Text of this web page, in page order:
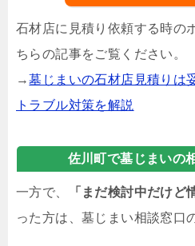
石材店に見積り依頼する時の
ちらの記事をご覧ください。
→墓じまいの石材店見積りは
トラブル対策を解説
佐川町で墓じまいの
一方で、 「まだ検討中だけど
った方は、墓じまい相談窓口